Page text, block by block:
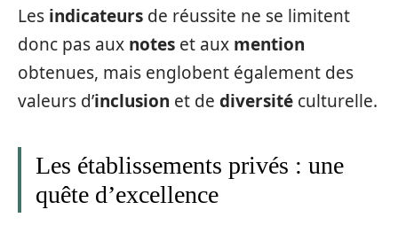
Les indicateurs de réussite ne se limitent
donc pas aux notes et aux mention
obtenues, mais englobent également des
valeurs d’inclusion et de diversité culturelle.
Les établissements privés : une
quête d’excellence